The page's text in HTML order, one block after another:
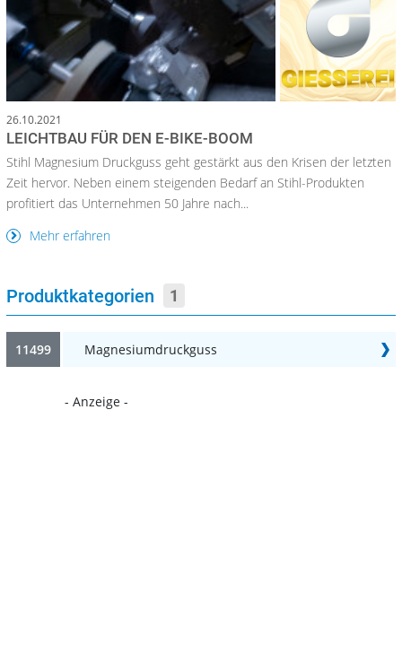
26.10.2021
LEICHTBAU FÜR DEN E-BIKE-BOOM
Stihl Magnesium Druckguss geht gestärkt aus den Krisen der letzten
Zeit hervor. Neben einem steigenden Bedarf an Stihl-Produkten
profitiert das Unternehmen 50 Jahre nach...
Mehr erfahren
Produktkategorien 1
11499 Magnesiumdruckguss
- Anzeige -